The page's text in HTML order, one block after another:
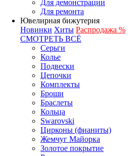
Для демонстрации
Для ремонта
Ювелирная бижутерия
Новинки Хиты Распродажа %
СМОТРЕТЬ ВСЁ
Серьги
Колье
Подвески
Цепочки
Комплекты
Броши
Браслеты
Кольца
Swarovski
Цирконы (фианиты)
Жемчуг Майорка
Золотое покрытие